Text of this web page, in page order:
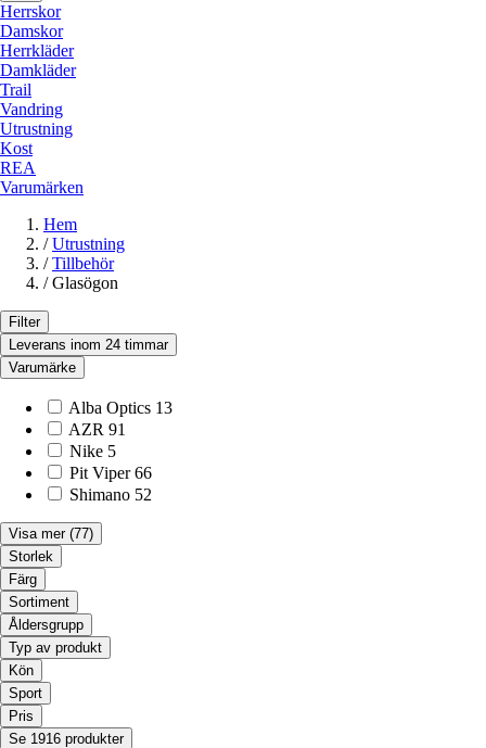
Herrskor
Damskor
Herrkläder
Damkläder
Trail
Vandring
Utrustning
Kost
REA
Varumärken
Hem
/ Utrustning
/ Tillbehör
/ Glasögon
Filter
Leverans inom 24 timmar
Varumärke
Alba Optics 13
AZR 91
Nike 5
Pit Viper 66
Shimano 52
Visa mer (77)
Storlek
Färg
Sortiment
Åldersgrupp
Typ av produkt
Kön
Sport
Pris
Se 1916 produkter